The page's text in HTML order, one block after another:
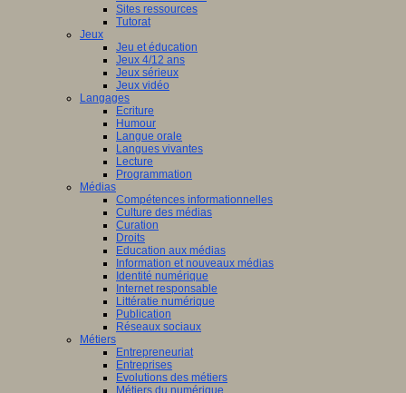
Sites ressources
Tutorat
Jeux
Jeu et éducation
Jeux 4/12 ans
Jeux sérieux
Jeux vidéo
Langages
Ecriture
Humour
Langue orale
Langues vivantes
Lecture
Programmation
Médias
Compétences informationnelles
Culture des médias
Curation
Droits
Education aux médias
Information et nouveaux médias
Identité numérique
Internet responsable
Littératie numérique
Publication
Réseaux sociaux
Métiers
Entrepreneuriat
Entreprises
Evolutions des métiers
Métiers du numérique